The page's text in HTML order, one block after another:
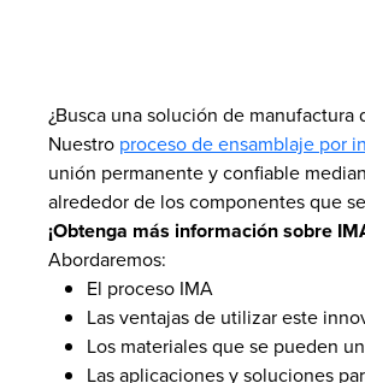
¿Busca una solución de
Nuestro proceso de ensamblaje por
unión permanente y confiable
alrededor de los componentes que
¡Obtenga más información sobre
Abordaremos:
El proceso IMA
Las ventajas de utilizar este
Los materiales que se pueden
Las aplicaciones y soluciones